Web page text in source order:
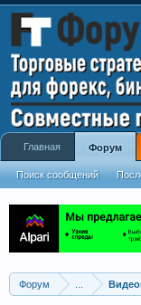
Форум
Главная Форум
Поиск сообщений